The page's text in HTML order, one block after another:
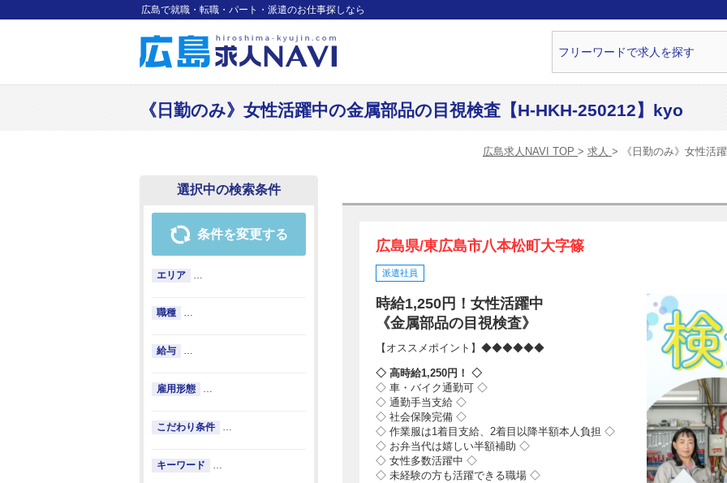
広島で就職・転職・パート・派遣のお仕事探しなら
《日勤のみ》女性活躍中の金属部品の目視検査【H-HKH-250212】kyo
広島求人NAVI TOP 求人 《日勤のみ》女性活
広島県/東広島市八本松町大字篠
派遣社員
時給1,250円！女性活躍中
《金属部品の目視検査》
【オススメポイント】◆◆◆◆◆◆
◇ 高時給1,250円！ ◇
◇ 車・バイク通勤可 ◇
◇ 通勤手当支給 ◇
◇ 社会保険完備 ◇
◇ 作業服は1着目支給、2着目以降半額本人負担 ◇
◇ お弁当代は嬉しい半額補助 ◇
◇ 女性多数活躍中 ◇
◇ 未経験の方も活躍できる職場 ◇
選択中の検索条件
条件を変更する
エリア
職種 …
給与 …
雇用形態 …
こだわり条件
キーワード